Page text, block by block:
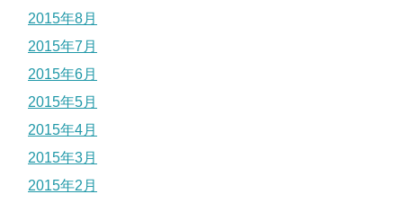
2015年8月
2015年7月
2015年6月
2015年5月
2015年4月
2015年3月
2015年2月